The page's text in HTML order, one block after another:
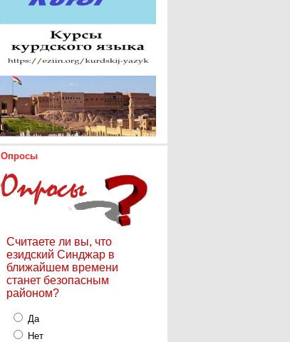
Опросы
Считаете ли вы, что
езидский Синджар в
ближайшем времени
станет безопасным
районом?
Да
Нет